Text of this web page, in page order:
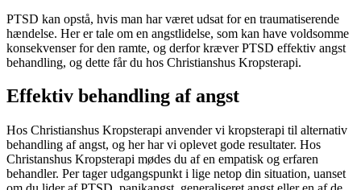
PTSD kan opstå, hvis man har været udsat for en traumatiserende
hændelse. Her er tale om en angstlidelse, som kan have voldsomme
konsekvenser for den ramte, og derfor kræver PTSD effektiv angst
behandling, og dette får du hos Christianshus Kropsterapi.
Effektiv behandling af angst
Hos Christianshus Kropsterapi anvender vi kropsterapi til alternativ
behandling af angst, og her har vi oplevet gode resultater. Hos
Christanshus Kropsterapi mødes du af en empatisk og erfaren
behandler. Per tager udgangspunkt i lige netop din situation, uanset